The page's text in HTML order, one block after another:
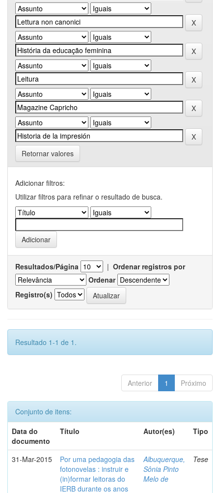
Retornar valores
Adicionar filtros:
Utilizar filtros para refinar o resultado de busca.
Resultados/Página | Ordenar registros por
Ordenar
Registro(s)
Resultado 1-1 de 1.
Anterior 1 Próximo
Conjunto de itens:
Data do
documento
Título Autor(es) Tipo
31-Mar-2015
Por uma pedagogia das
fotonovelas : instruir e
(in)formar leitoras do
IERB durante os anos
Albuquerque,
Sônia Pinto
Melo de
Tese